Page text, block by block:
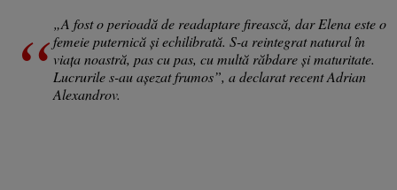
„A fost o perioadă de readaptare firească, dar Elena este o
femeie puternică și echilibrată. S-a reintegrat natural în
viața noastră, pas cu pas, cu multă răbdare și maturitate.
Lucrurile s-au așezat frumos”, a declarat recent Adrian
Alexandrov.